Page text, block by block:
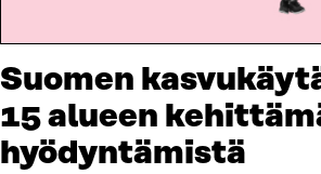
Suomen
15 alueen
hyödyntämistä